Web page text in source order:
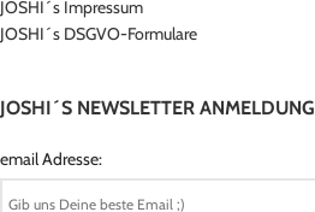
JOSHI´s Impressum
JOSHI´s DSGVO-Formulare
JOSHI´S NEWSLETTER ANMELDUNG
email Adresse: